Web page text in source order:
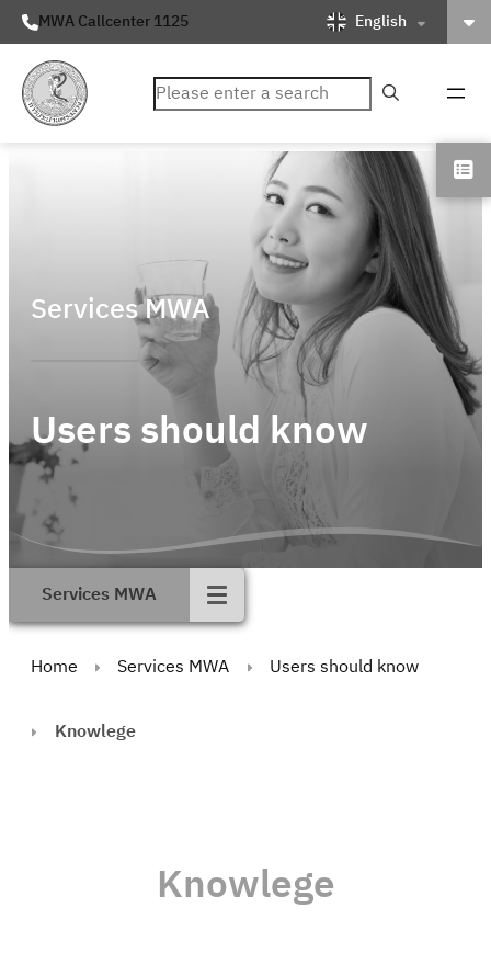
MWA Callcenter 1125 English
ค้นหา
Services MWA
Users should know
Services MWA
Home Services MWA Users should know
Knowlege
Knowlege